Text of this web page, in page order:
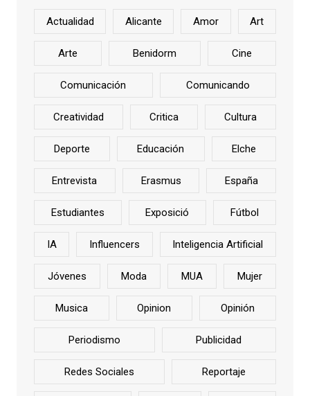
Actualidad Alicante Amor Art
Arte Benidorm Cine
Comunicación Comunicando
Creatividad Critica Cultura
Deporte Educación Elche
Entrevista Erasmus España
Estudiantes Exposició Fútbol
IA Influencers Inteligencia Artificial
Jóvenes Moda MUA Mujer
Musica Opinion Opinión
Periodismo Publicidad
Redes Sociales Reportaje